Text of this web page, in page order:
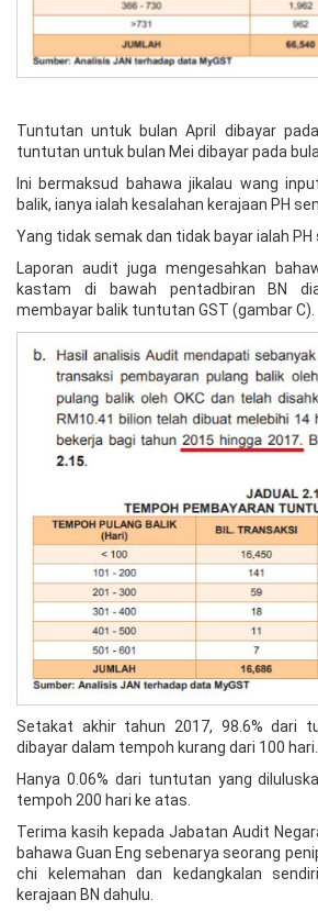
Tuntutan untuk bulan April dibayar
tuntutan untuk bulan Mei dibayar pada
Ini bermaksud bahawa jikalau wang
balik, ianya ialah kesalahan kerajaan PH
Yang tidak semak dan tidak bayar ialah PH
Laporan audit juga mengesahkan
kastam di bawah pentadbiran BN
membayar balik tuntutan GST (gambar C).
Setakat akhir tahun 2017, 98.6% dari
dibayar dalam tempoh kurang dari 100 hari.
Hanya 0.06% dari tuntutan yang
tempoh 200 hari ke atas.
Terima kasih kepada Jabatan Audit
bahawa Guan Eng sebenarya seorang
chi kelemahan dan kedangkalan
kerajaan BN dahulu.